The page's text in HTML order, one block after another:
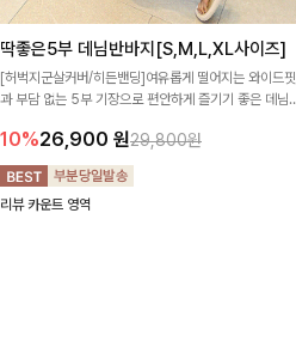
딱좋은5부 데님반바지[S,M,L,XL사이즈]
[허벅지군살커버/히든밴딩]여유롭게 떨어지는 와이드핏
과 부담 없는 5부 기장으로 편안하게 즐기기 좋은 데님
디한 무드로 연출
10%26,900 원29,800원
리뷰 카운트 영역